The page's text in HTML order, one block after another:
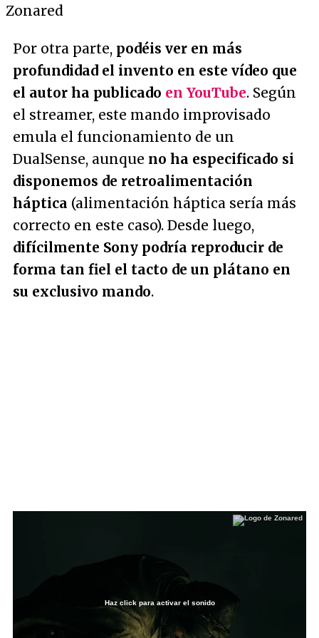
Por otra parte, podéis ver en más
profundidad el invento en este vídeo que
el autor ha publicado en YouTube. Según
el streamer, este mando improvisado
emula el funcionamiento de un
DualSense, aunque no ha especificado si
disponemos de retroalimentación
háptica (alimentación háptica sería más
correcto en este caso). Desde luego,
difícilmente Sony podría reproducir de
forma tan fiel el tacto de un plátano en
su exclusivo mando.
13.80%
Haz click para activar el sonido